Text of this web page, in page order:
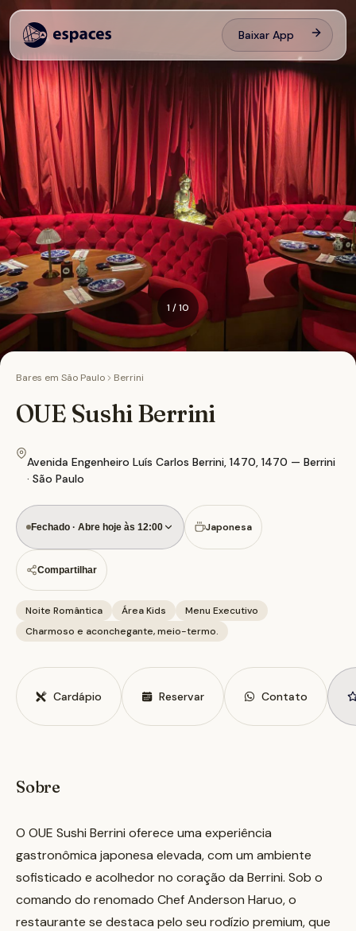
Baixar App
1 /10
Bares em São Paulo Berrini
OUE Sushi Berrini
Avenida Engenheiro Luís Carlos Berrini, 1470, 1470 — Berrini
· São Paulo
Fechado · Abre hoje às 12:00 Japonesa
Compartilhar
Noite Romântica Área Kids
Menu Executivo
Charmoso e aconchegante, meio-termo.
Cardápio Reservar Contato
Sobre
O OUE Sushi Berrini oferece uma experiência
gastronômica japonesa elevada, com um ambiente
sofisticado e acolhedor no coração da Berrini. Sob o
comando do renomado Chef Anderson Haruo, o
restaurante se destaca pelo seu rodízio premium, que